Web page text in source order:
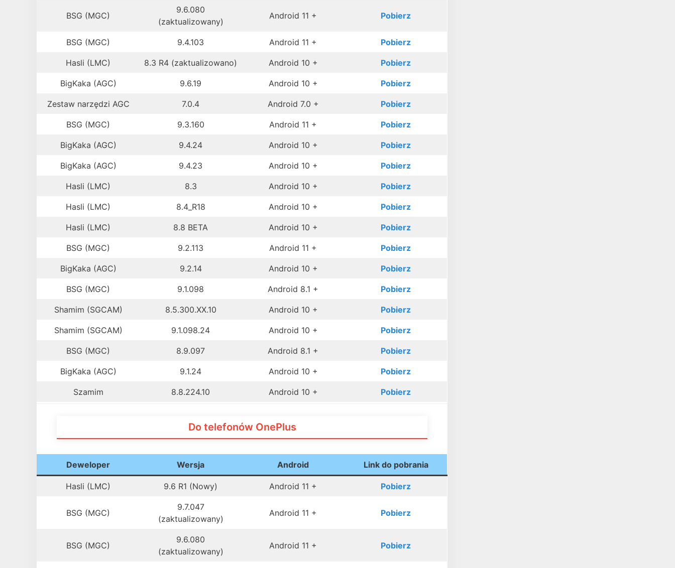
BSG (MGC)
9.6.080
(zaktualizowany)
Android 11 + Pobierz
BSG (MGC) 9.4.103 Android 11 + Pobierz
Hasli (LMC) 8.3 R4 (zaktualizowano) Android 10 + Pobierz
BigKaka (AGC) 9.6.19 Android 10 + Pobierz
Zestaw narzędzi AGC 7.0.4 Android 7.0 + Pobierz
BSG (MGC) 9.3.160 Android 11 + Pobierz
BigKaka (AGC) 9.4.24 Android 10 + Pobierz
BigKaka (AGC) 9.4.23 Android 10 + Pobierz
Hasli (LMC) 8.3 Android 10 + Pobierz
Hasli (LMC) 8.4_R18 Android 10 + Pobierz
Hasli (LMC) 8.8 BETA Android 10 + Pobierz
BSG (MGC) 9.2.113 Android 11 + Pobierz
BigKaka (AGC) 9.2.14 Android 10 + Pobierz
BSG (MGC) 9.1.098 Android 8.1 + Pobierz
Shamim (SGCAM) 8.5.300.XX.10 Android 10 + Pobierz
Shamim (SGCAM) 9.1.098.24 Android 10 + Pobierz
BSG (MGC) 8.9.097 Android 8.1 + Pobierz
BigKaka (AGC) 9.1.24 Android 10 + Pobierz
Szamim 8.8.224.10 Android 10 + Pobierz
Do telefonów OnePlus
Deweloper Wersja Android Link do pobrania
Hasli (LMC) 9.6 R1 (Nowy) Android 11 + Pobierz
BSG (MGC)
9.7.047
(zaktualizowany)
Android 11 + Pobierz
BSG (MGC)
9.6.080
(zaktualizowany)
Android 11 + Pobierz